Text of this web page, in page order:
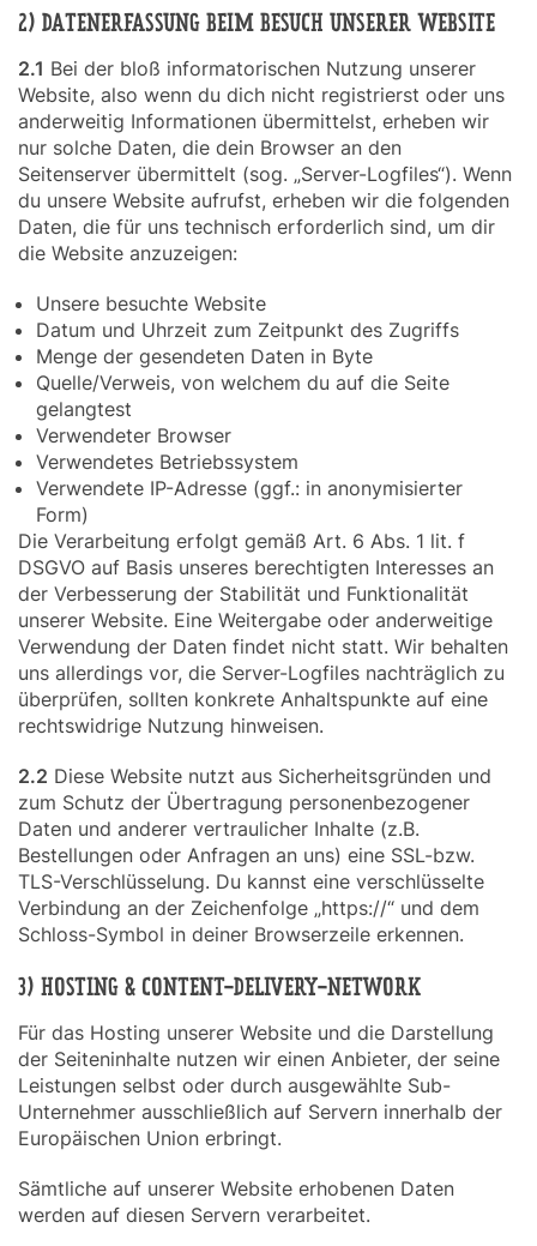
2) DATENERFASSUNG BEIM BESUCH UNSERER WEBSITE
2.1 Bei der bloß informatorischen Nutzung unserer
Website, also wenn du dich nicht registrierst oder uns
anderweitig Informationen übermittelst, erheben wir
nur solche Daten, die dein Browser an den
Seitenserver übermittelt (sog. „Server-Logfiles“). Wenn
du unsere Website aufrufst, erheben wir die folgenden
Daten, die für uns technisch erforderlich sind, um dir
die Website anzuzeigen:
Unsere besuchte Website
Datum und Uhrzeit zum Zeitpunkt des Zugriffs
Menge der gesendeten Daten in Byte
Quelle/Verweis, von welchem du auf die Seite
gelangtest
Verwendeter Browser
Verwendetes Betriebssystem
Verwendete IP-Adresse (ggf.: in anonymisierter
Form)
Die Verarbeitung erfolgt gemäß Art. 6 Abs. 1 lit. f
DSGVO auf Basis unseres berechtigten Interesses an
der Verbesserung der Stabilität und Funktionalität
unserer Website. Eine Weitergabe oder anderweitige
Verwendung der Daten findet nicht statt. Wir behalten
uns allerdings vor, die Server-Logfiles nachträglich zu
überprüfen, sollten konkrete Anhaltspunkte auf eine
rechtswidrige Nutzung hinweisen.
2.2 Diese Website nutzt aus Sicherheitsgründen und
zum Schutz der Übertragung personenbezogener
Daten und anderer vertraulicher Inhalte (z.B.
Bestellungen oder Anfragen an uns) eine SSL-bzw.
TLS-Verschlüsselung. Du kannst eine verschlüsselte
Verbindung an der Zeichenfolge „https://“ und dem
Schloss-Symbol in deiner Browserzeile erkennen.
3) HOSTING & CONTENT-DELIVERY-NETWORK
Für das Hosting unserer Website und die Darstellung
der Seiteninhalte nutzen wir einen Anbieter, der seine
Leistungen selbst oder durch ausgewählte Sub-
Unternehmer ausschließlich auf Servern innerhalb der
Europäischen Union erbringt.
Sämtliche auf unserer Website erhobenen Daten
werden auf diesen Servern verarbeitet.